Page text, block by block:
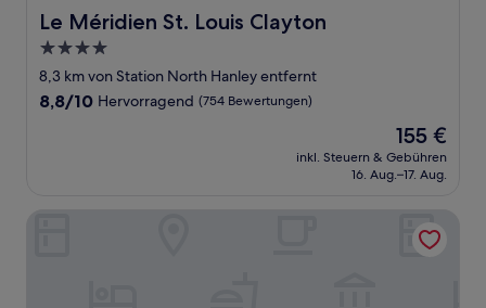
Le Méridien St. Louis Clayton
Le Méridien St. Louis Clayton
4.0-
Sterne-
Unterkunft
8,3 km von Station North Hanley entfernt
8.8
8,8/10 Hervorragend (754 Bewertungen)
Der
Preis
beträgt
155 €
inkl. Steuern & Gebühren
16. Aug.–17. Aug.